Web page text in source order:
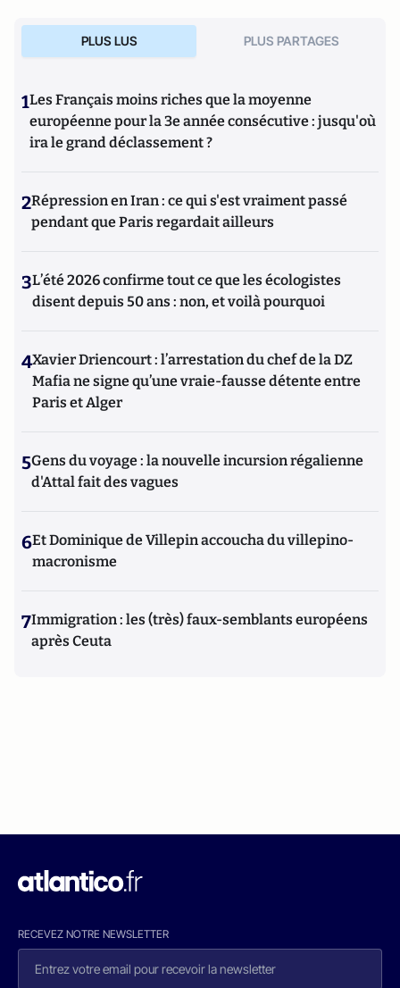
PLUS LUS PLUS PARTAGES
1Les Français moins riches que la moyenne
européenne pour la 3e année consécutive : jusqu'où
ira le grand déclassement ?
2Répression en Iran : ce qui s'est vraiment passé
pendant que Paris regardait ailleurs
3L’été 2026 confirme tout ce que les écologistes
disent depuis 50 ans : non, et voilà pourquoi
4Xavier Driencourt : l’arrestation du chef de la DZ
Mafia ne signe qu’une vraie-fausse détente entre
Paris et Alger
5Gens du voyage : la nouvelle incursion régalienne
d'Attal fait des vagues
6Et Dominique de Villepin accoucha du villepino-
macronisme
7Immigration : les (très) faux-semblants européens
après Ceuta
RECEVEZ NOTRE NEWSLETTER